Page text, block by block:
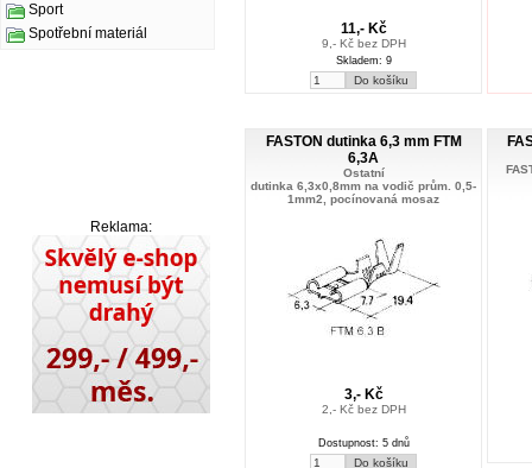
Sport
Spotřební materiál
Reklama:
11,- Kč
9,- Kč bez DPH
Skladem: 9
FASTON dutinka 6,3 mm FTM
6,3A
Ostatní
dutinka 6,3x0,8mm na vodič prům. 0,5-
1mm2, pocínovaná mosaz
3,- Kč
2,- Kč bez DPH
Dostupnost: 5 dnů